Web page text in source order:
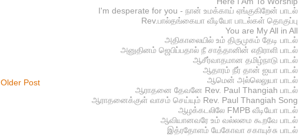
Older Post
I'm desperate for you - நான் உமக்காய் ஏங்குகிறேன் பாடல்
Rev.பால்தங்கையா வீடியோ பாடல்கள் தொகுப்பு
You are My All in All
அதிகாலையில் உம் திருமுகம் தேடி பாடல்
அனுதினம் ஜெபிப்பதால் நீ சாத்தானின் எதிராளி பாடல்
ஆசீர்வாதமான தமிழ்நாடு பாடல்
ஆதாரம் நீர் தான் ஐயா பாடல்
ஆமென் அல்லெலுயா பாடல்
ஆராதனை தேவனே Rev. Paul Thangiah பாடல்
ஆராதனைக்குள் வாசம் செய்யும் Rev. Paul Thangiah Song
ஆழக்கடலிலே FMPB வீடியோ பாடல்
ஆவியானவரே உம் வல்லமை கூறவே பாடல்
இத்ரதோளம் யேகோவா சகாயுச்சு பாடல்